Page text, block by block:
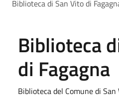
Biblioteca di San Vito di
Biblioteca
di Fagagna
Biblioteca del Comune di San